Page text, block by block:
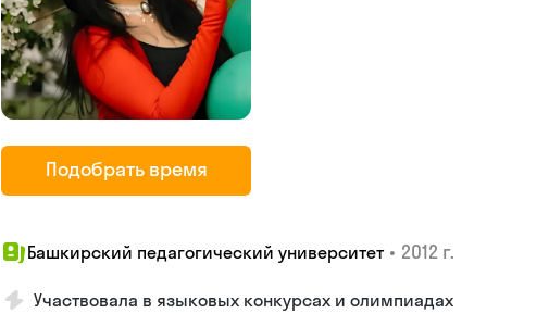
Подобрать время
Башкирский педагогический университет • 2012 г.
Участвовала в языковых конкурсах и олимпиадах